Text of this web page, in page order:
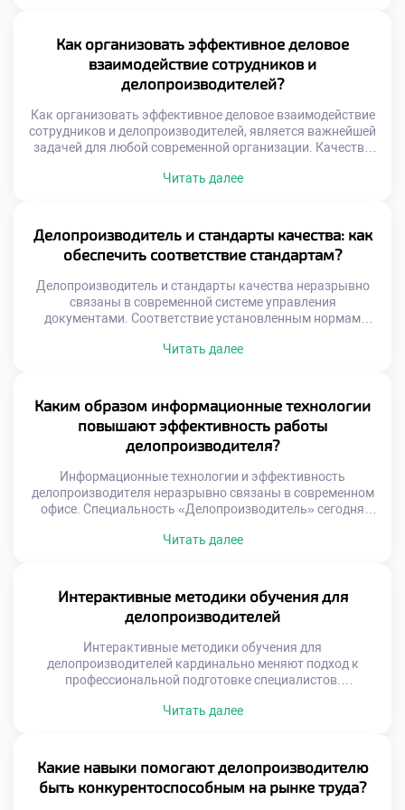
Это повышает качество управленческих решений и
снижает риски ошибок. Современный документооборот
генерирует огромное количество структурированной
информации. Простая регистрация документов уже […]
Как организовать эффективное деловое
взаимодействие сотрудников и
делопроизводителей?
Как организовать эффективное деловое взаимодействие
сотрудников и делопроизводителей, является важнейшей
задачей для любой современной организации. Качество
работы всего коллектива. Делопроизводитель не может
задержки и конфликты. Эффективное взаимодействие
строится на четких правилах и взаимном уважении.
Понимание ролей каждого участника процесса устраняет
Читать далее
Делопроизводитель и стандарты качества: как
обеспечить соответствие стандартам?
Делопроизводитель и стандарты качества неразрывно
связаны в современной системе управления
документами. Соответствие установленным нормам
любого специалиста. Без соблюдения стандартов
настоящего эксперта от простого технического
исполнителя. Стандарты обеспечивают юридическую
значимость и единообразие документации организации.
Они создают единое информационное пространство для
Читать далее
Каким образом информационные технологии
повышают эффективность работы
делопроизводителя?
Информационные технологии и эффективность
делопроизводителя неразрывно связаны в современном
офисе. Специальность «Делопроизводитель» сегодня
инструментами. Компьютерные системы
решают поступить учиться в московский техникум ради
освоения передовых программных комплексов. Учебный
процесс включает интенсивную практику в реальных
информационных средах. Студенты учатся управлять
документами с […]
Читать далее
Интерактивные методики обучения для
делопроизводителей
Интерактивные методики обучения для
делопроизводителей кардинально меняют подход к
профессиональной подготовке специалистов.
вовлечению студентов в процесс. Будущий эксперт не
алгоритмов работы с документами. Практический опыт
формируется еще до выхода на реальное рабочее место.
Активность студента становится главным […]
Читать далее
Какие навыки помогают делопроизводителю
быть конкурентоспособным на рынке труда?